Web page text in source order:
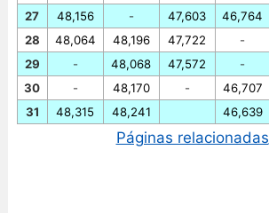
27
28
29
30
31
48,156
48,064
-
-
48,315
-
48,196
48,068
48,170
48,241
47,603
47,722
47,572
-
46,764
-
-
46,707
46,639
Páginas relacionadas